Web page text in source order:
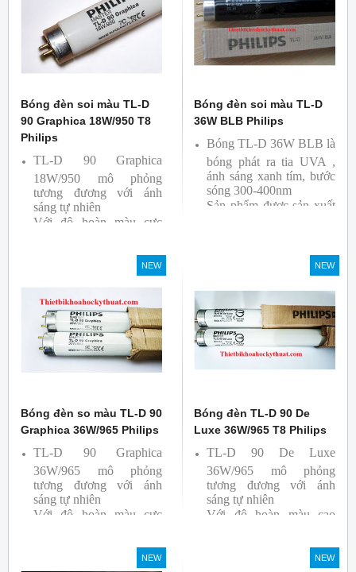
Bóng đèn soi màu TL-D
90 Graphica 18W/950 T8
Philips
TL-D 90 Graphica
18W/950 mô phỏng
tương đương với ánh
sáng tự nhiên
Với độ hoàn màu cực
Sản phẩm được sản xuất
bởi hãng Philips, xuất xứ
Ba lan
Bóng đèn soi màu TL-D
36W BLB Philips
Bóng TL-D 36W BLB là
bóng phát ra tia UVA ,
ánh sáng xanh tím, bước
sóng 300-400nm
Sản phẩm được sản xuất
NEW
Bóng đèn so màu TL-D 90
Graphica 36W/965 Philips
TL-D 90 Graphica
36W/965 mô phỏng
tương đương với ánh
sáng tự nhiên
Với độ hoàn màu cực
Sản phẩm được sản xuất
NEW
Bóng đèn TL-D 90 De
Luxe 36W/965 T8 Philips
TL-D 90 De Luxe
36W/965 mô phỏng
tương đương với ánh
sáng tự nhiên
Với độ hoàn màu cao
Sản phẩm được sản xuất
NEW NEW